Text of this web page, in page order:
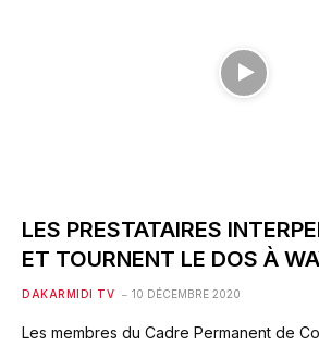
LES PRESTATAIRES
ET TOURNENT LE DOS À
DAKARMIDI TV 10 DÉCEMBRE 2020
Les membres du Cadre Permanent de